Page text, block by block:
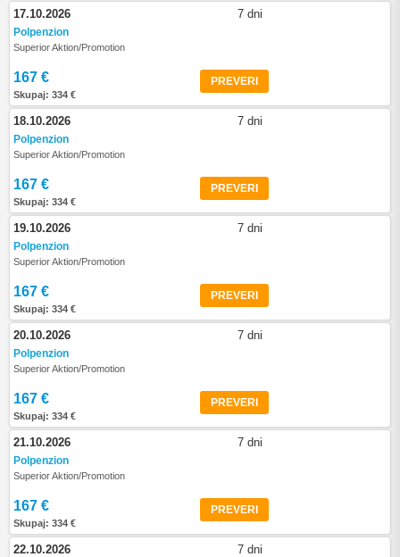
17.10.2026 7 dni
Polpenzion
Superior Aktion/Promotion
167 €
Skupaj: 334 €
PREVERI
18.10.2026 7 dni
Polpenzion
Superior Aktion/Promotion
167 €
Skupaj: 334 €
PREVERI
19.10.2026 7 dni
Polpenzion
Superior Aktion/Promotion
167 €
Skupaj: 334 €
PREVERI
20.10.2026 7 dni
Polpenzion
Superior Aktion/Promotion
167 €
Skupaj: 334 €
PREVERI
21.10.2026 7 dni
Polpenzion
Superior Aktion/Promotion
167 €
Skupaj: 334 €
PREVERI
22.10.2026 7 dni